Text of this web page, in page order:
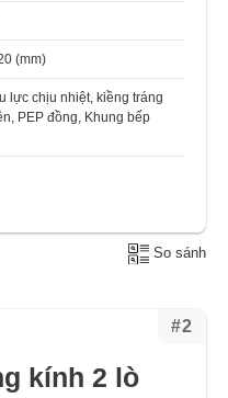
(mm)
lực chịu nhiệt, kiềng tráng
PEP đồng, Khung bếp
So sánh
#2
kính 2 lò